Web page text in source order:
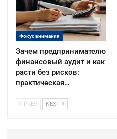
Фокус внимания
Зачем предпринимателю
финансовый аудит и как
расти без рисков:
практическая…
PREV NEXT